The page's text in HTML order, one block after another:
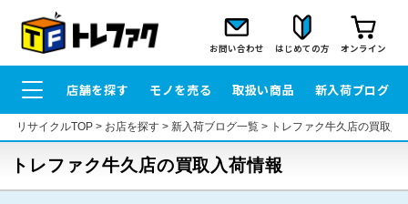
お問い合わせ はじめての方 オンライン
店舗を探す モノを売る 取扱い商品 新入荷ブログ
リサイクルTOP> お店を探す> 新入荷ブログ一覧> トレファク牛久店の買取入
トレファク牛久店の買取入荷情報